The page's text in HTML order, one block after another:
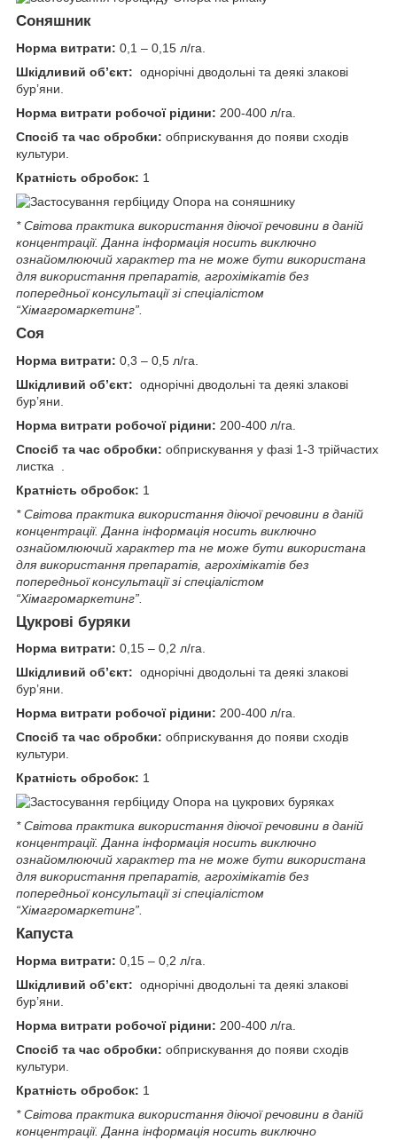
Соняшник
Норма витрати: 0,1 – 0,15 л/га.
Шкідливий об’єкт: однорічні дводольні та деякі злакові
бур’яни.
Норма витрати робочої рідини: 200-400 л/га.
Спосіб та час обробки: обприскування до появи сходів
культури.
Кратність обробок: 1
* Світова практика використання діючої речовини в даній
концентрації. Данна iнформацiя носить виключно
ознайомлюючий характер та не може бути використана
для використання препаратiв, агрохiмiкатiв без
попередньої консультації зі спеціалістом
“Хімагромаркетинг”.
Соя
Норма витрати: 0,3 – 0,5 л/га.
Шкідливий об’єкт: однорічні дводольні та деякі злакові
бур’яни.
Норма витрати робочої рідини: 200-400 л/га.
Спосіб та час обробки: обприскування у фазі 1-3 трійчастих
листка .
Кратність обробок: 1
* Світова практика використання діючої речовини в даній
концентрації. Данна iнформацiя носить виключно
ознайомлюючий характер та не може бути використана
для використання препаратiв, агрохiмiкатiв без
попередньої консультації зі спеціалістом
“Хімагромаркетинг”.
Цукрові буряки
Норма витрати: 0,15 – 0,2 л/га.
Шкідливий об’єкт: однорічні дводольні та деякі злакові
бур’яни.
Норма витрати робочої рідини: 200-400 л/га.
Спосіб та час обробки: обприскування до появи сходів
культури.
Кратність обробок: 1
* Світова практика використання діючої речовини в даній
концентрації. Данна iнформацiя носить виключно
ознайомлюючий характер та не може бути використана
для використання препаратiв, агрохiмiкатiв без
попередньої консультації зі спеціалістом
“Хімагромаркетинг”.
Капуста
Норма витрати: 0,15 – 0,2 л/га.
Шкідливий об’єкт: однорічні дводольні та деякі злакові
бур’яни.
Норма витрати робочої рідини: 200-400 л/га.
Спосіб та час обробки: обприскування до появи сходів
культури.
Кратність обробок: 1
* Світова практика використання діючої речовини в даній
концентрації. Данна iнформацiя носить виключно